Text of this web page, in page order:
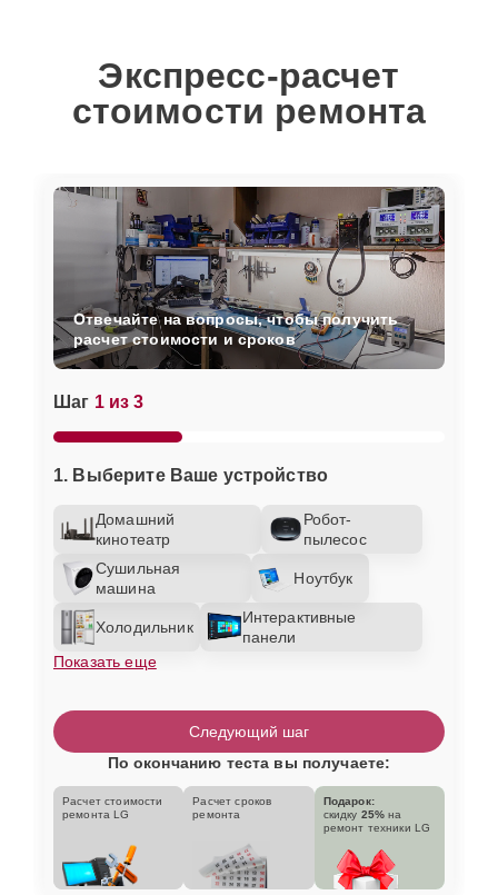
Экспресс-расчет
стоимости ремонта
Шаг 1 из 3
1. Выберите Ваше устройство
Домашний
кинотеатр
Робот-
пылесос
Сушильная
машина
Ноутбук
Холодильник
Интерактивные
панели
Показать еще
Отвечайте на вопросы, чтобы получить
расчет стоимости и сроков
Следующий шаг
По окончанию теста вы получаете:
Расчет стоимости
ремонта LG
Расчет сроков
ремонта
Подарок:
скидку 25% на
ремонт техники LG